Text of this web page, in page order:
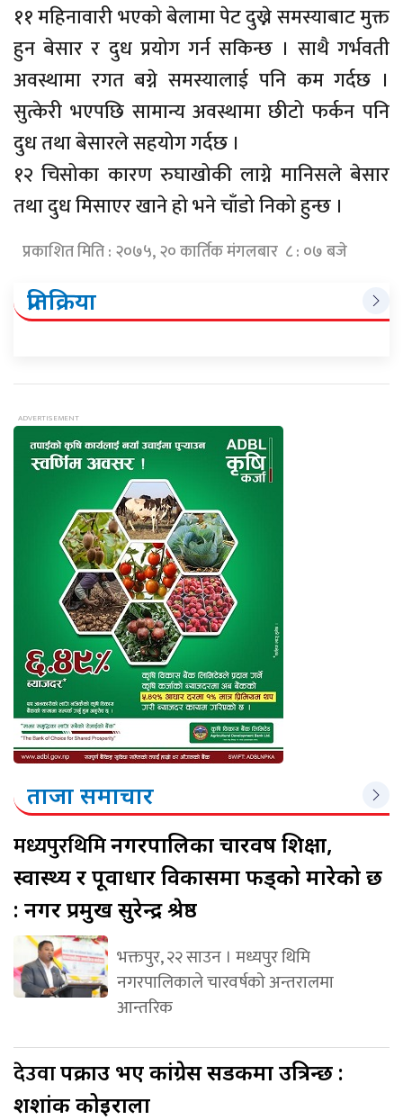
११ महिनावारी भएको बेलामा पेट दुख्ने समस्याबाट मुक्त
हुन बेसार र दुध प्रयोग गर्न सकिन्छ । साथै गर्भवती
अवस्थामा रगत बग्ने समस्यालाई पनि कम गर्दछ ।
सुत्केरी भएपछि सामान्य अवस्थामा छीटो फर्कन पनि
दुध तथा बेसारले सहयोग गर्दछ ।
१२ चिसोका कारण रुघाखोकी लाग्ने मानिसले बेसार
तथा दुध मिसाएर खाने हो भने चाँडो निको हुन्छ ।
प्रकाशित मिति : २०७५, २० कार्तिक मंगलबार ८ : ०७ बजे
प्रतिक्रिया
ताजा समाचार
मध्यपुरथिमिनगरपालिका चारवर्ष शिक्षा,
स्वास्थ्य र पूर्वाधार विकासमा फड्को मारेको छ
: नगर प्रमुख सुरेन्द्र श्रेष्ठ
भक्तपुर, २२ साउन । मध्यपुर थिमि
नगरपालिकाले चारवर्षको अन्तरालमा
आन्तरिक
देउवापक्राउ भए कांग्रेस सडकमा उत्रिन्छ :
शशांक कोइराला